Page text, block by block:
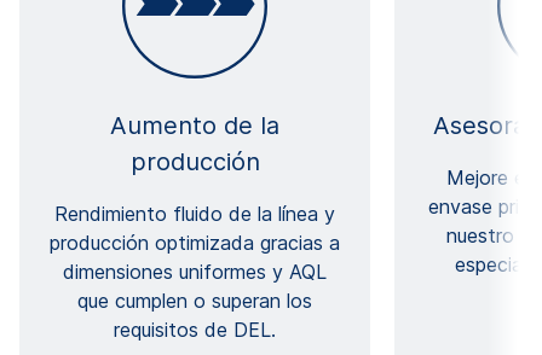
Aumento de la
producción
Rendimiento fluido de la línea y
producción optimizada gracias a
dimensiones uniformes y AQL
que cumplen o superan los
requisitos de DEL.
Mejore el
envase
nuestro